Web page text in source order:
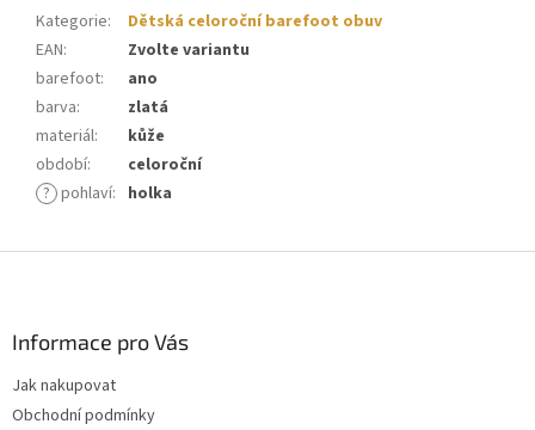
Kategorie:
Dětská celoroční barefoot obuv
EAN:
Zvolte variantu
barefoot:
ano
barva:
zlatá
materiál:
kůže
období:
celoroční
? pohlaví: holka
Informace pro Vás
Jak nakupovat
Obchodní podmínky